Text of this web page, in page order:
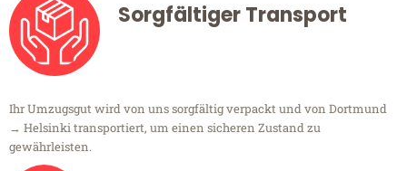
Sorgfältiger Transport
Ihr Umzugsgut wird von uns sorgfältig verpackt und von Dortmund
→ Helsinki transportiert, um einen sicheren Zustand zu
gewährleisten.